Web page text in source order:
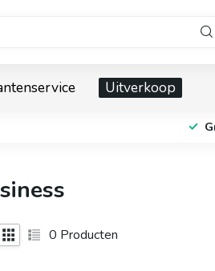
Uitverkoop
0 Producten